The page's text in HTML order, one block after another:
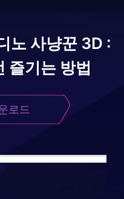
노 사냥꾼 3D :
즐기는 방법
로드